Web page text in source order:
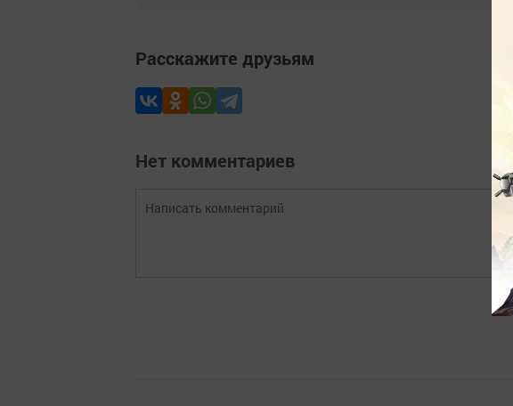
Расскажите друзьям
Нет комментариев